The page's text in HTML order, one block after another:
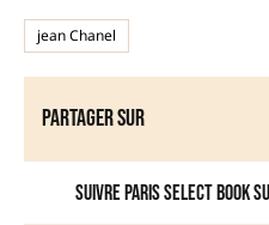
jean Chanel
Partager sur
Suivre Paris Select Book